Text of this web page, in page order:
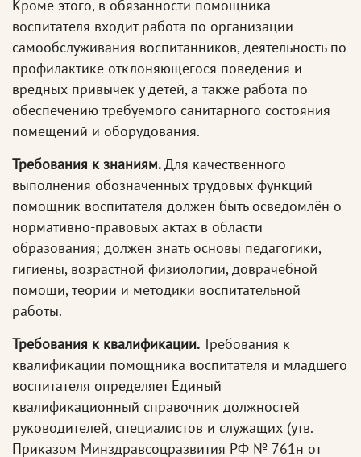
Кроме этого, в обязанности помощника
воспитателя входит работа по организации
самообслуживания воспитанников, деятельность по
профилактике отклоняющегося поведения и
вредных привычек у детей, а также работа по
обеспечению требуемого санитарного состояния
помещений и оборудования.
Требования к знаниям.Для качественного
выполнения обозначенных трудовых функций
помощник воспитателя должен быть осведомлён о
нормативно-правовых актах в области
образования; должен знать основы педагогики,
гигиены, возрастной физиологии, доврачебной
помощи, теории и методики воспитательной
работы.
Требования к квалификации.Требования к
квалификации помощника воспитателя и младшего
воспитателя определяет Единый
квалификационный справочник должностей
руководителей, специалистов и служащих (утв.
Приказом Минздравсоцразвития РФ № 761н от